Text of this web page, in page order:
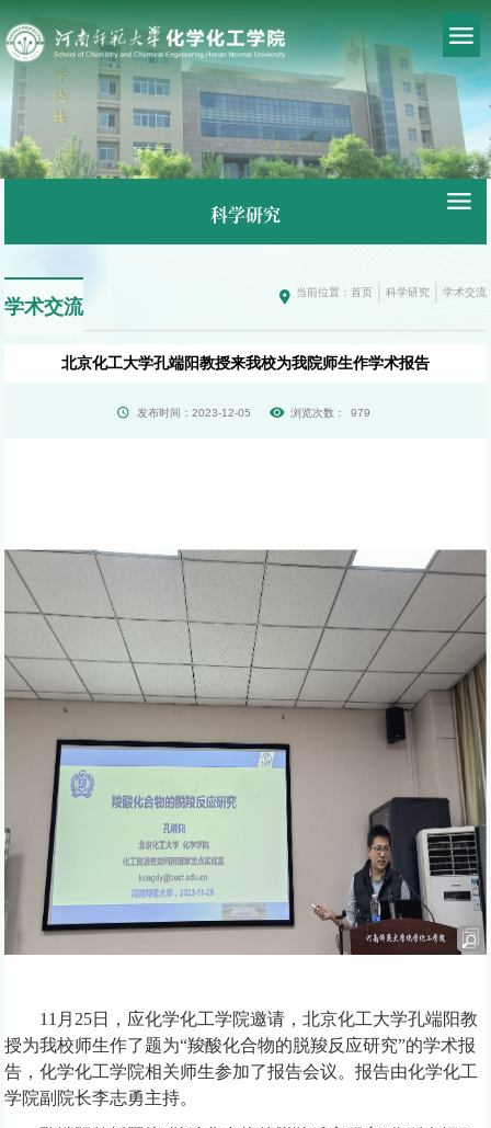
科学研究
当前位置： 首页 科学研究 学术交流
学术交流
北京化工大学孔端阳教授来我校为我院师生作学术报告
发布时间：2023-12-05 浏览次数： 979
11 月 25日， 应化学化工学院邀请，北京化工大学孔端阳教
授为我校师生作了题为“羧酸化合物的脱羧反应研究”的学术报
告，化学化工学院相关师生参加了报告会议。报告由化学化工
学院副院长李志勇主持。